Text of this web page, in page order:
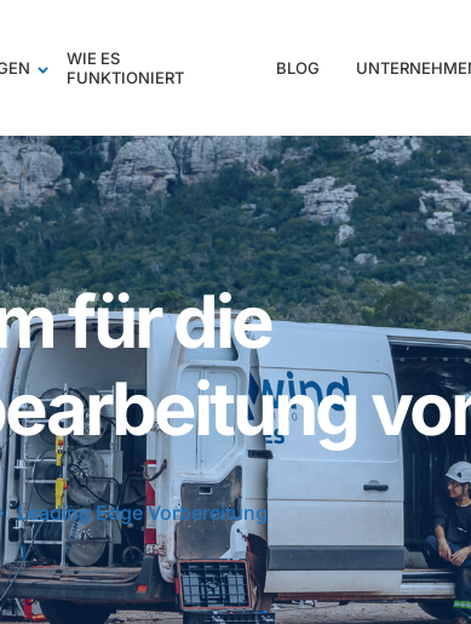
WIE ES
FUNKTIONIERT
BLOG
für die
Leading Edge Vorbereitung